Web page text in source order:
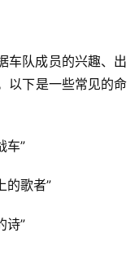
车队成员的兴趣、出
以下是一些常见的命
车”
的歌者”
诗”